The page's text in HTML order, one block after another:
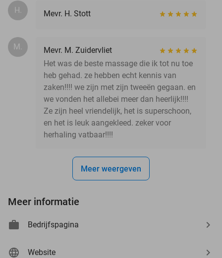
H. Mevr. H. Stott
M.
Mevr. M. Zuidervliet
Het was de beste massage die ik tot nu toe
heb gehad. ze hebben echt kennis van
zaken!!!! we zijn met zijn tweeën gegaan. en
we vonden het allebei meer dan heerlijk!!!!
Ze zijn heel vriendelijk, het is superschoon,
en het is leuk aangekleed. zeker voor
herhaling vatbaar!!!!
Meer weergeven
Meer informatie
Bedrijfspagina
Website